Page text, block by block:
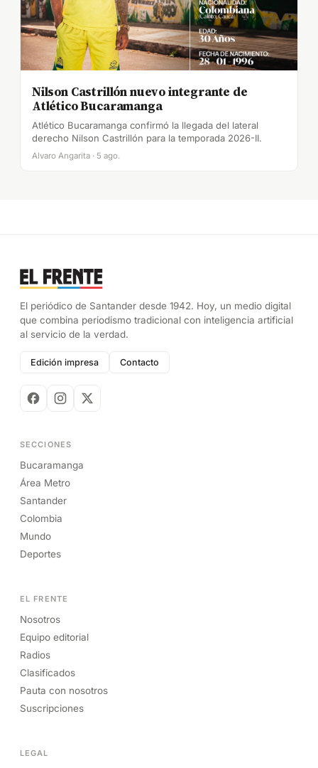
Nilson Castrillón nuevo integrante de
Atlético Bucaramanga
Atlético Bucaramanga confirmó la llegada del lateral
derecho Nilson Castrillón para la temporada 2026-II.
Alvaro Angarita · 5 ago.
El periódico de Santander desde 1942. Hoy, un medio digital
que combina periodismo tradicional con inteligencia artificial
al servicio de la verdad.
Edición impresa Contacto
SECCIONES
Bucaramanga
Área Metro
Santander
Colombia
Mundo
Deportes
EL FRENTE
Nosotros
Equipo editorial
Radios
Clasificados
Pauta con nosotros
Suscripciones
LEGAL